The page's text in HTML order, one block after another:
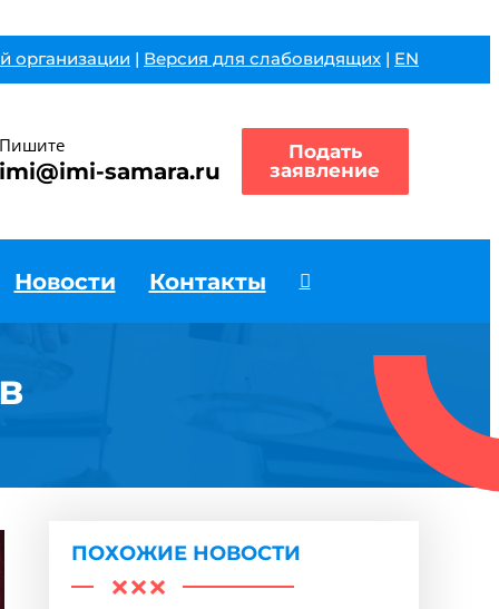
организации | Версия для слабовидящих | EN
Пишите
imi@imi-samara.ru
Подать
заявление
Новости Контакты
ПОХОЖИЕ НОВОСТИ